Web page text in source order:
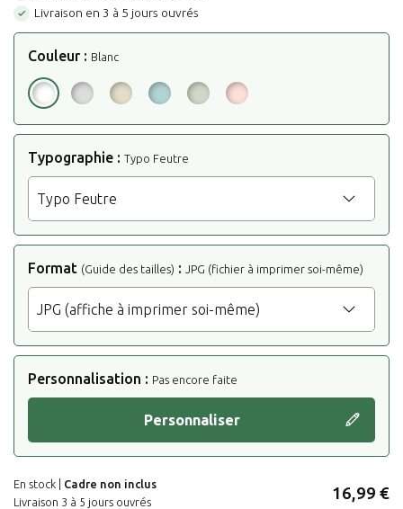
 Livraison en 3 à 5 jours ouvrés
Couleur : Blanc
Typographie : Typo Feutre
Format (Guide des tailles) : JPG (fichier à imprimer soi-même)
Personnalisation : Pas encore faite
Personnaliser
En stock | Cadre non inclus
Livraison 3 à 5 jours ouvrés
16,99 €